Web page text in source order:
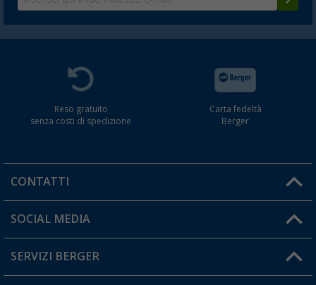
Reso gratuito
senza costi di spedizione
Carta fedeltà
Berger
CONTATTI
Orari di apertura del servizio:
Hai una domanda?
SOCIAL MEDIA
SERVIZI BERGER